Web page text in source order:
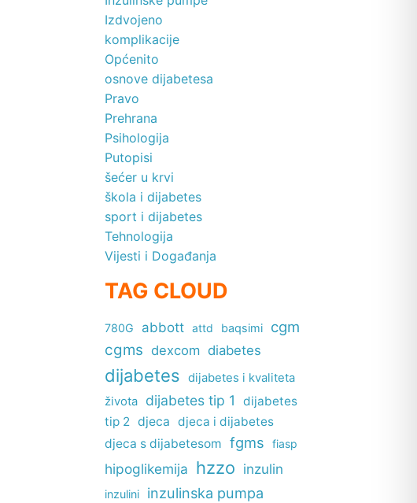
Izdvojeno
komplikacije
Općenito
osnove dijabetesa
Pravo
Prehrana
Psihologija
Putopisi
šećer u krvi
škola i dijabetes
sport i dijabetes
Tehnologija
Vijesti i Događanja
TAG CLOUD
780G abbott attd baqsimi cgm
cgms dexcom diabetes
dijabetes
dijabetes i kvaliteta
života
dijabetes tip 1
dijabetes
tip 2 djeca djeca i dijabetes
djeca s dijabetesom fgms fiasp
hipoglikemija hzzo inzulin
inzulini inzulinska pumpa